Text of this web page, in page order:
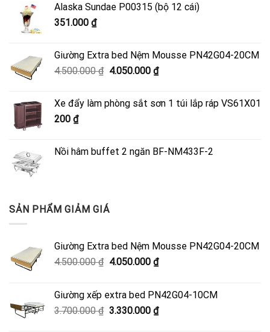
Alaska Sundae P00315 (bộ 12 cái)
351.000 ₫
Giường Extra bed Nệm Mousse PN42G04-20CM
4.500.000₫ Giá
4.500.000 ₫.
4.050.000 ₫Giá
là:
Xe đẩy làm phòng sắt sơn 1 túi lắp ráp VS61X01
200 ₫
Nồi hâm buffet 2 ngăn BF-NM433F-2
SẢN PHẨM GIẢM GIÁ
Giường Extra bed Nệm Mousse PN42G04-20CM
4.500.000₫ Giá
4.500.000 ₫.
4.050.000 ₫Giá
là:
4.050.000 ₫.
Giường xếp extra bed PN42G04-10CM
3.700.000₫ Giá
3.330.000 ₫Giá